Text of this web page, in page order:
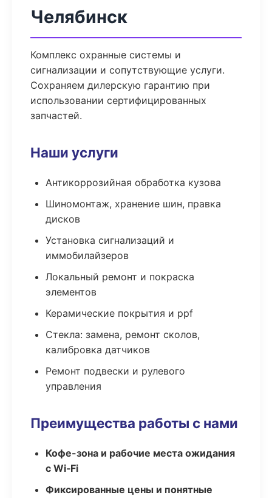
Челябинск
Комплекс охранные системы и
сигнализации и сопутствующие услуги.
Сохраняем дилерскую гарантию при
использовании сертифицированных
запчастей.
Наши услуги
Антикоррозийная обработка кузова
Шиномонтаж, хранение шин, правка
дисков
Установка сигнализаций и
иммобилайзеров
Локальный ремонт и покраска
элементов
Керамические покрытия и ppf
Стекла: замена, ремонт сколов,
калибровка датчиков
Ремонт подвески и рулевого
управления
Преимущества работы с нами
Кофе-зона и рабочие места ожидания
с Wi‑Fi
Фиксированные цены и понятные